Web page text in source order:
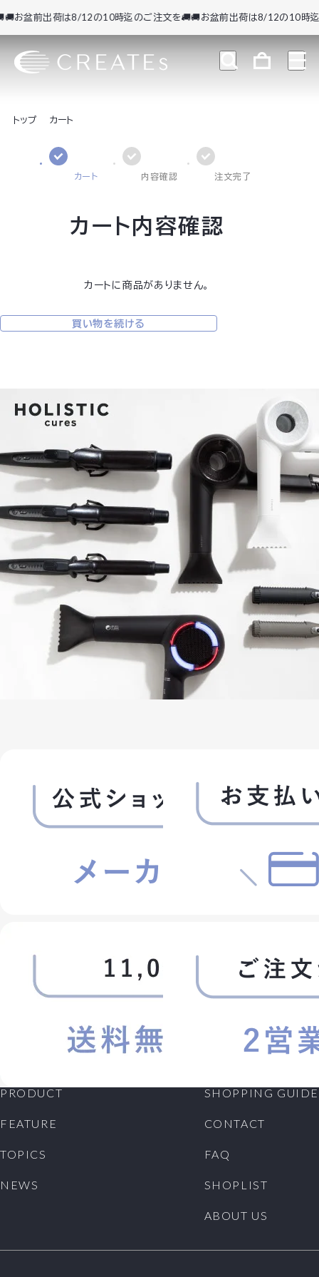
お盆前出荷は8/12の10時迄のご注文を🚚🚚お盆前出荷は8/12の10時迄
トップ カート
カート 内容確認 注文完了
カート内容確認
カートに商品がありません。
買い物を続ける
PRODUCT
FEATURE
TOPICS
NEWS
SHOPPING GUIDE
CONTACT
FAQ
SHOPLIST
ABOUT US